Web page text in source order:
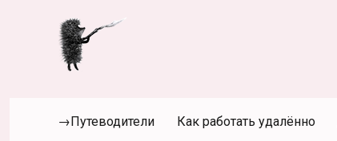
→Путеводители Как работать удалённо